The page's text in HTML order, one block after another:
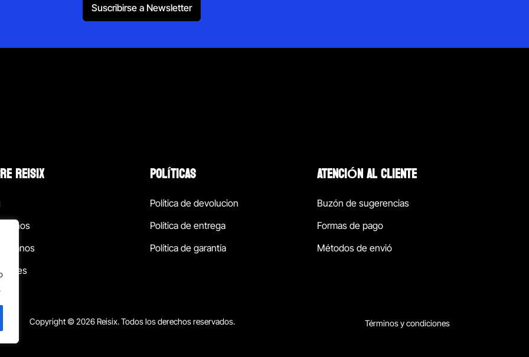
Suscribirse a Newsletter
REISIX POLÍTICAS
Política de devolucion
Política de entrega
Política de garantía
ATENCIÓN AL CLIENTE
Buzón de sugerencias
Formas de pago
Métodos de envió
Copyright © 2026 Reisix. Todos los derechos reservados. Términos y condiciones